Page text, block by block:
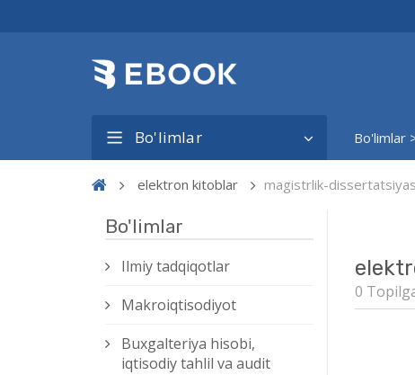
Bo'limlar Bo'limlar
elektron kitoblar magistrlik-
Bo'limlar
Ilmiy tadqiqotlar
Makroiqtisodiyot
Buxgalteriya hisobi,
iqtisodiy tahlil va audit
0